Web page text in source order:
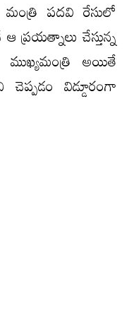
పదవి రేసులో
ప్రయత్నాలు చేస్తున్న
ముఖ్యమంత్రి అయితే
విడ్డూరంగా